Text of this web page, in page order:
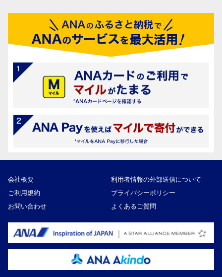
会社概要
利用者情報の外部送信について
ご利用規約
プライバシーポリシー
お問い合わせ
よくあるご質問